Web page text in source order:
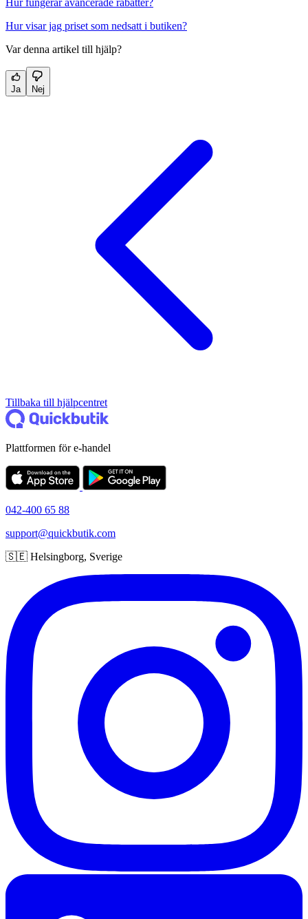
Hur fungerar avancerade rabatter?
Hur visar jag priset som nedsatt i butiken?
Var denna artikel till hjälp?
Ja Nej
Tillbaka till hjälpcentret
Plattformen för e-handel
042-400 65 88
support@quickbutik.com
🇸🇪 Helsingborg, Sverige